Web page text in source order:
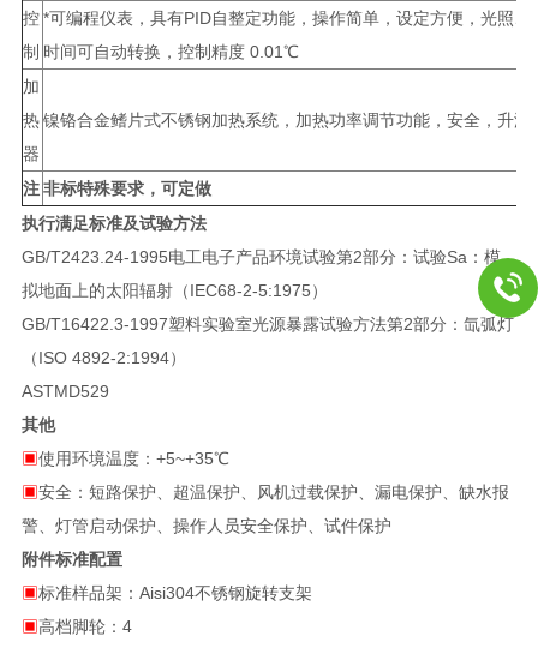
控
制
*可编程仪表，具有PID自整定功能，操作简单，设定方便，光照、
时间可自动转换，控制精度 0.01℃
加
热
器
镍铬合金鳍片式不锈钢加热系统，加热功率调节功能，安全，升温
注非标特殊要求，可定做
执行满足标准及试验方法
GB/T2423.24-1995电工电子产品环境试验第2部分：试验Sa：模
拟地面上的太阳辐射（IEC68-2-5:1975）
GB/T16422.3-1997塑料实验室光源暴露试验方法第2部分：氙弧灯
（ISO 4892-2:1994）
ASTMD529
其他
▣使用环境温度：+5~+35℃
▣安全：短路保护、超温保护、风机过载保护、漏电保护、缺水报
警、灯管启动保护、操作人员安全保护、试件保护
附件标准配置
▣标准样品架：Aisi304不锈钢旋转支架
▣高档脚轮：4